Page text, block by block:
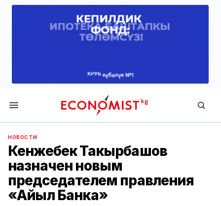
Economist.kg
НОВОСТИ
Кенжебек Такырбашов
назначен новым
председателем правления
«Айыл Банка»